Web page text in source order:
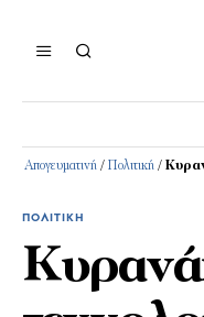
Απογευματινή / Πολιτική /
ΠΟΛΙΤΙΚΉ